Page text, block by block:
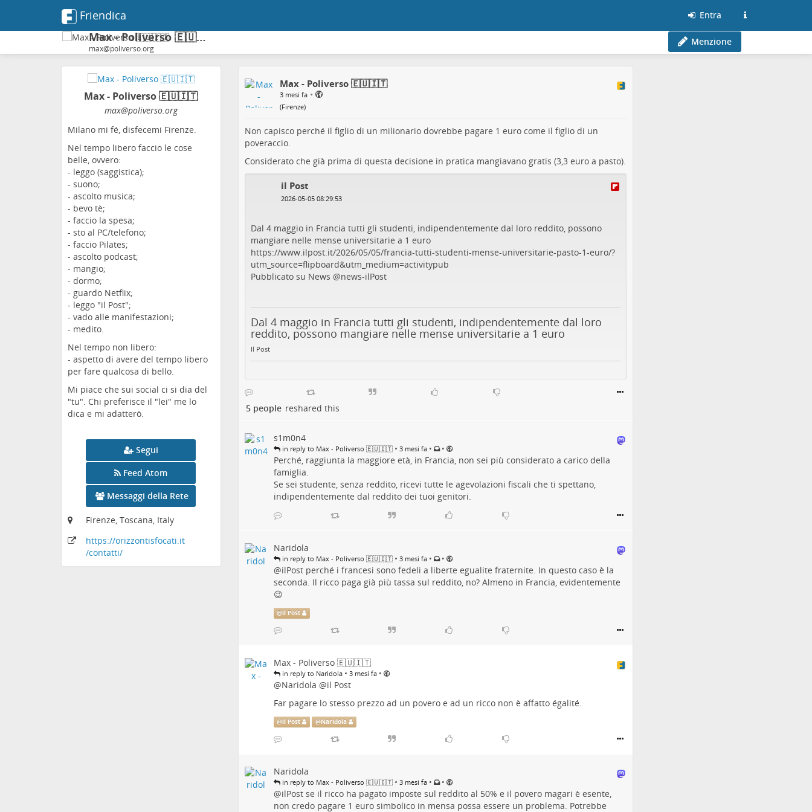
Friendica Entra
Max - Poliverso 🇪🇺🇮🇹
max@poliverso.org
Menzione
Max - Poliverso 🇪🇺🇮🇹
max@poliverso.org
Milano mi fé, disfecemi Firenze.
Nel tempo libero faccio le cose
belle, ovvero:
- leggo (saggistica);
- suono;
- ascolto musica;
- bevo tè;
- faccio la spesa;
- sto al PC/telefono;
- faccio Pilates;
- ascolto podcast;
- mangio;
- dormo;
- guardo Netflix;
- leggo "il Post";
- vado alle manifestazioni;
- medito.
Nel tempo non libero:
- aspetto di avere del tempo libero
per fare qualcosa di bello.
Mi piace che sui social ci si dia del
"tu". Chi preferisce il "lei" me lo
dica e mi adatterò.
Segui
Feed Atom
Messaggi della Rete
Firenze, Toscana, Italy
https://orizzontisfocati.it
/contatti/
Max - Poliverso 🇪🇺🇮🇹
3 mesi fa •
(Firenze)
Non capisco perché il figlio di un milionario dovrebbe pagare 1 euro come il figlio di un
poveraccio.
Considerato che già prima di questa decisione in pratica mangiavano gratis (3,3 euro a pasto).
il Post
2026-05-05 08:29:53
Dal 4 maggio in Francia tutti gli studenti, indipendentemente dal loro reddito, possono
mangiare nelle mense universitarie a 1 euro
https://www.ilpost.it/2026/05/05/francia-tutti-studenti-mense-universitarie-pasto-1-euro/?
utm_source=flipboard&utm_medium=activitypub
Pubblicato su News @news-ilPost
Dal 4 maggio in Francia tutti gli studenti, indipendentemente dal loro
reddito, possono mangiare nelle mense universitarie a 1 euro
Il Post
5 people reshared this
s1m0n4
in reply to Max - Poliverso 🇪🇺🇮🇹 • 3 mesi fa • •
Perché, raggiunta la maggiore età, in Francia, non sei più considerato a carico della
famiglia.
Se sei studente, senza reddito, ricevi tutte le agevolazioni fiscali che ti spettano,
indipendentemente dal reddito dei tuoi genitori.
Naridola
in reply to Max - Poliverso 🇪🇺🇮🇹 • 3 mesi fa • •
@ilPostperché i francesi sono fedeli a liberte egualite fraternite. In questo caso è la
seconda. Il ricco paga già più tassa sul reddito, no? Almeno in Francia, evidentemente
😉
@il Post
Max - Poliverso 🇪🇺🇮🇹
in reply to Naridola • 3 mesi fa •
@Naridola @il Post
Far pagare lo stesso prezzo ad un povero e ad un ricco non è affatto égalité.
@il Post @Naridola
Naridola
in reply to Max - Poliverso 🇪🇺🇮🇹 • 3 mesi fa • •
@ilPostse il ricco ha pagato imposte sul reddito al 50% e il povero magari è esente,
non credo pagare 1 euro simbolico in mensa possa essere un problema. Potrebbe